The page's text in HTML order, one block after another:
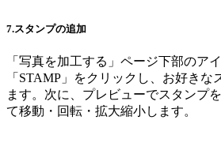
7.スタンプの追加
「写真を加工する」ページ下部のア
「STAMP」をクリックし、お好きな
ます。次に、プレビューでスタンプ
て移動・回転・拡大縮小します。